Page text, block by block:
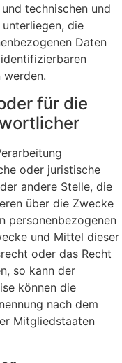
technischen und
die
Daten
werden.
für die
oder juristische
andere Stelle, die
über die Zwecke
personenbezogenen
und Mittel dieser
oder das Recht
so kann der
können die
nach dem
Mitgliedstaaten